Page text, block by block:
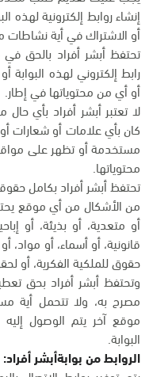
إنشاء روابط إلكترونية لهذه
أو الاشتراك في أية نشاطات
تحتفظ أبشر أفراد بالحق
رابط إلكتروني لهذه
أو أي من محتوياتها في إطار.
لا تعتبر أبشر أفراد بأي
كان بأي علامات أو شعارات
مستخدمة أو تظهر على
محتوياتها.
تحتفظ أبشر أفراد بكامل
من الأشكال من أي موقع
أو متعدية، أو بذيئة، أو
قانونية، أو أسماء، أو
حقوق للملكية الفكرية، أو
وتحتفظ أبشر أفراد بحق
مصرح به، ولا تتحمل أية
موقع آخر يتم الوصول
البوابة.
الروابط من بوابةأبشر أفراد: